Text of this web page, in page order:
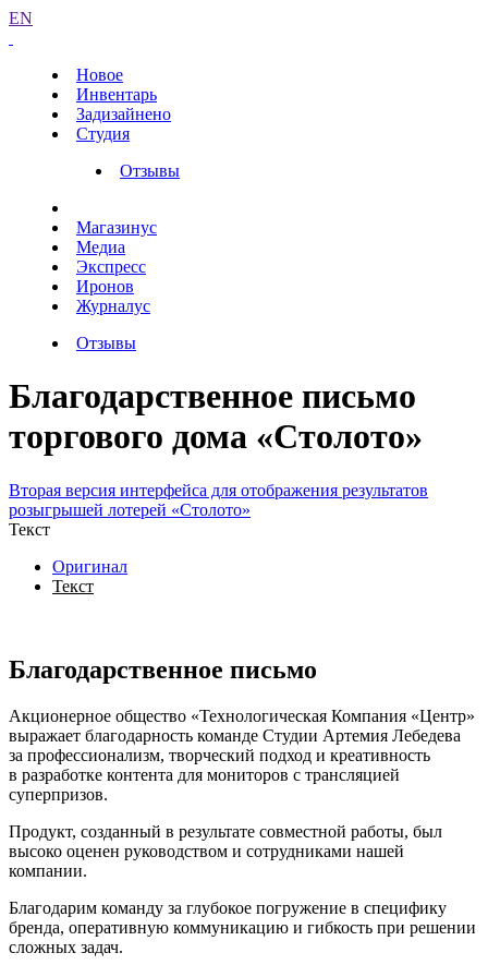
EN
Новое
Инвентарь
Задизайнено
Студия
Отзывы
Магазинус
Медиа
Экспресс
Иронов
Журналус
Отзывы
Благодарственное письмо
торгового дома «Столото»
Вторая версия интерфейса для отображения результатов
розыгрышей лотерей «Столото»
Текст
Оригинал
Текст
Благодарственное письмо
Акционерное общество «Технологическая Компания «Центр»
выражает благодарность команде Студии Артемия Лебедева
за профессионализм, творческий подход и креативность
в разработке контента для мониторов с трансляцией
суперпризов.
Продукт, созданный в результате совместной работы, был
высоко оценен руководством и сотрудниками нашей
компании.
Благодарим команду за глубокое погружение в специфику
бренда, оперативную коммуникацию и гибкость при решении
сложных задач.